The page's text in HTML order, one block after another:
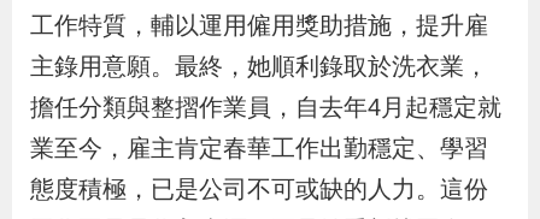
隱
私
權
資
工作特質，輔以運用僱用獎助措施，提升雇
主錄用意願。最終，她順利錄取於洗衣業，
擔任分類與整摺作業員，自去年4月起穩定就
業至今，雇主肯定春華工作出勤穩定、學習
態度積極，已是公司不可或缺的人力。這份